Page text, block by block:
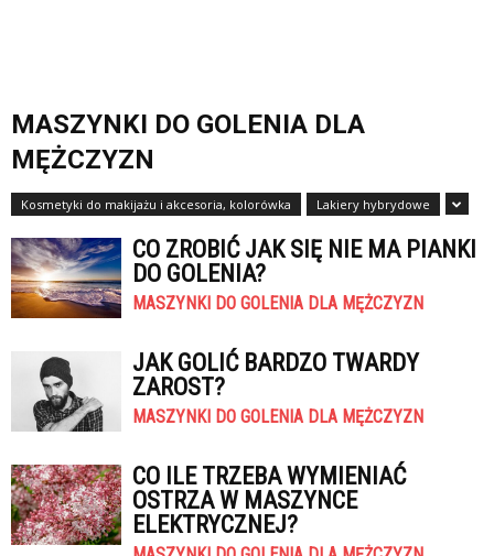
MASZYNKI DO GOLENIA DLA
MĘŻCZYZN
Kosmetyki do makijażu i akcesoria, kolorówka Lakiery hybrydowe
CO ZROBIĆ JAK SIĘ NIE MA PIANKI
DO GOLENIA?
MASZYNKI DO GOLENIA DLA MĘŻCZYZN
JAK GOLIĆ BARDZO TWARDY
ZAROST?
MASZYNKI DO GOLENIA DLA MĘŻCZYZN
CO ILE TRZEBA WYMIENIAĆ
OSTRZA W MASZYNCE
ELEKTRYCZNEJ?